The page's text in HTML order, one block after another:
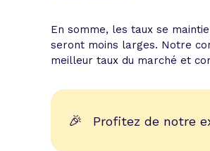
En somme, les taux se
seront moins larges. Notre
meilleur taux du marché et
🎉 Profitez de notre